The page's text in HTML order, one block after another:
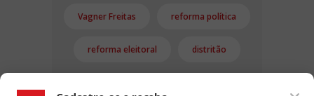
Vagner Freitas reforma política
reforma eleitoral distritão